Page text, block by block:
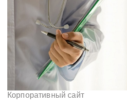
Корпоративный сайт